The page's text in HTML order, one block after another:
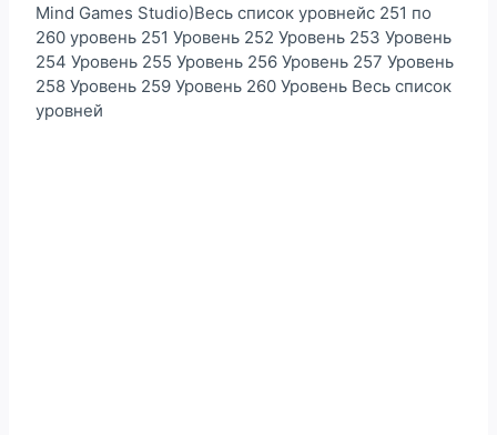
Mind Games Studio)Весь список уровнейс 251 по
260 уровень 251 Уровень 252 Уровень 253 Уровень
254 Уровень 255 Уровень 256 Уровень 257 Уровень
258 Уровень 259 Уровень 260 Уровень Весь список
уровней